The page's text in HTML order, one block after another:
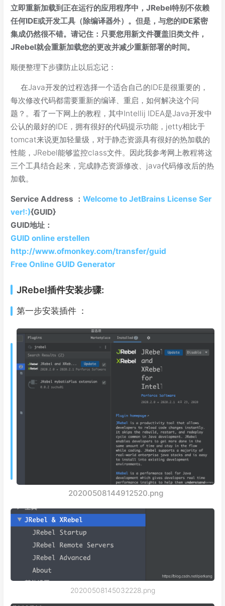
立即重新加载到正在运行的应用程序中，JRebel特别不依赖
任何IDE或开发工具（除编译器外）。但是，与您的IDE紧密
集成仍然很不错。请记住：只要您用新文件覆盖旧类文件，
JRebel就会重新加载您的更改并减少重新部署的时间。
顺便整理下步骤防止以后忘记：
在Java开发的过程选择一个适合自己的IDE是很重要的，
每次修改代码都需要重新的编译、重启，如何解决这个问
题？。看了一下网上的教程，其中Intellij IDEA是Java开发中
公认的最好的IDE，拥有很好的代码提示功能，jetty相比于
tomcat来说更加轻量级，对于静态资源具有很好的热加载的
性能，JRebel能够监控class文件。因此我参考网上教程将这
三个工具结合起来，完成静态资源修改、java代码修改后的热
加载。
Service Address ： Welcome to JetBrains License Ser
ver!:){GUID}
GUID地址：
GUID online erstellen
http://www.ofmonkey.com/transfer/guid
Free Online GUID Generator
JRebel插件安装步骤:
第一步安装插件 ：
20200508144912520.png
20200508145032228.png